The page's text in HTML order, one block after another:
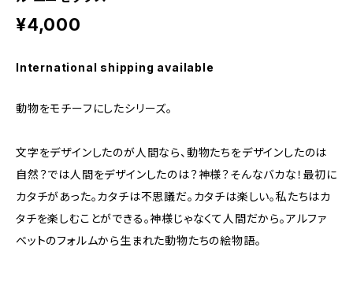
¥4,000
International shipping available
動物をモチーフにしたシリーズ。
文字をデザインしたのが人間なら、動物たちをデザインしたのは
自然？では人間をデザインしたのは？神様？そんなバカな！最初に
カタチがあった。カタチは不思議だ。カタチは楽しい。私たちはカ
タチを楽しむことができる。神様じゃなくて人間だから。アルファ
ベットのフォルムから生まれた動物たちの絵物語。